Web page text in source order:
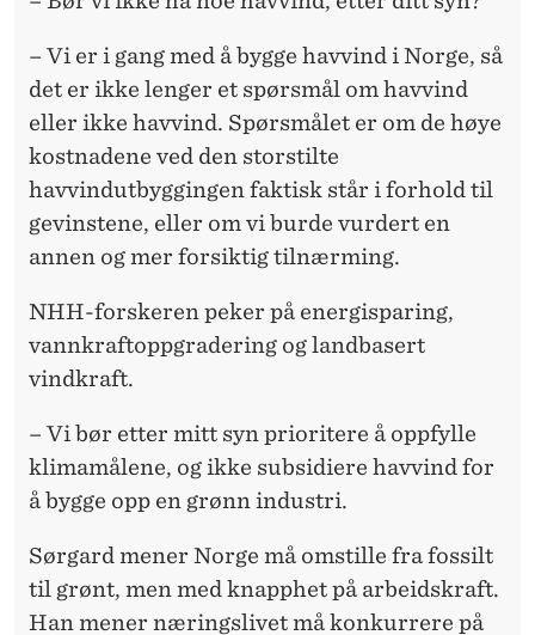
– Vi er i gang med å bygge havvind i Norge, så
det er ikke lenger et spørsmål om havvind
eller ikke havvind. Spørsmålet er om de høye
kostnadene ved den storstilte
havvindutbyggingen faktisk står i forhold til
gevinstene, eller om vi burde vurdert en
annen og mer forsiktig tilnærming.
NHH-forskeren peker på energisparing,
vannkraftoppgradering og landbasert
vindkraft.
– Vi bør etter mitt syn prioritere å oppfylle
klimamålene, og ikke subsidiere havvind for
å bygge opp en grønn industri.
Sørgard mener Norge må omstille fra fossilt
til grønt, men med knapphet på arbeidskraft.
Han mener næringslivet må konkurrere på